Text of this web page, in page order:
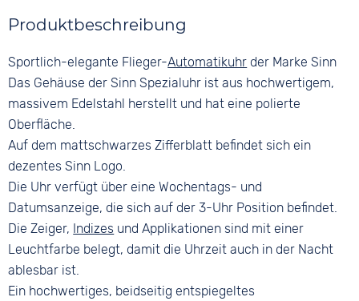
20 bar
Material
Farbe
Silber
Schwarz
Ziffern
Keine
Silber
Material
Edelstahl
Bandschließe
Faltschließe
Produktbeschreibung
Sportlich-elegante Flieger-Automatikuhr der Marke Sinn
Das Gehäuse der Sinn Spezialuhr ist aus hochwertigem,
massivem Edelstahl herstellt und hat eine polierte
Oberfläche.
Auf dem mattschwarzes Zifferblatt befindet sich ein
dezentes Sinn Logo.
Die Uhr verfügt über eine Wochentags- und
Datumsanzeige, die sich auf der 3-Uhr Position befindet.
Die Zeiger, Indizes und Applikationen sind mit einer
Leuchtfarbe belegt, damit die Uhrzeit auch in der Nacht
ablesbar ist.
Ein hochwertiges, beidseitig entspiegeltes